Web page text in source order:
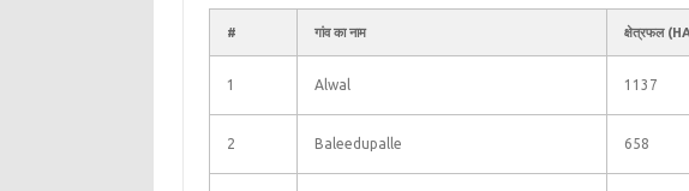
# गांव का नाम क्षेत्रफल
1 Alwal 1137
2 Baleedupalle 658